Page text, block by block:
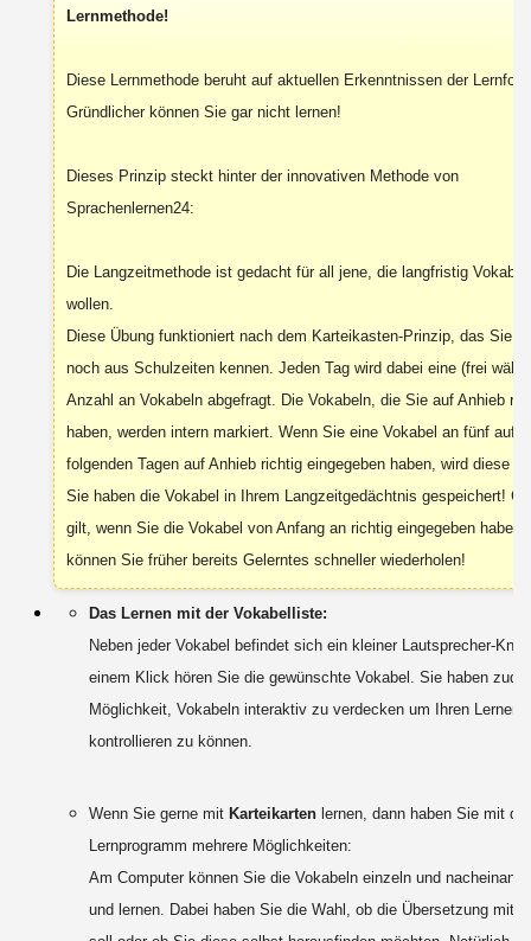
Lernmethode!
Diese Lernmethode beruht auf aktuellen Erkenntnissen der
Gründlicher können Sie gar nicht lernen!
Dieses Prinzip steckt hinter der innovativen Methode von
Sprachenlernen24:
Die Langzeitmethode ist gedacht für all jene, die langfristig
wollen.
Diese Übung funktioniert nach dem Karteikasten-Prinzip, das Sie
noch aus Schulzeiten kennen. Jeden Tag wird dabei eine (frei
Anzahl an Vokabeln abgefragt. Die Vokabeln, die Sie auf Anhieb
haben, werden intern markiert. Wenn Sie eine Vokabel an fünf
folgenden Tagen auf Anhieb richtig eingegeben haben, wird diese
Sie haben die Vokabel in Ihrem Langzeitgedächtnis gespeichert!
gilt, wenn Sie die Vokabel von Anfang an richtig eingegeben haben:
können Sie früher bereits Gelerntes schneller wiederholen!
Das Lernen mit der Vokabelliste:
Neben jeder Vokabel befindet sich ein kleiner Lautsprecher-
einem Klick hören Sie die gewünschte Vokabel. Sie haben
Möglichkeit, Vokabeln interaktiv zu verdecken um Ihren
kontrollieren zu können.
Wenn Sie gerne mit Karteikartenlernen, dann haben Sie mit
Lernprogramm mehrere Möglichkeiten:
Am Computer können Sie die Vokabeln einzeln und
und lernen. Dabei haben Sie die Wahl, ob die Übersetzung mit